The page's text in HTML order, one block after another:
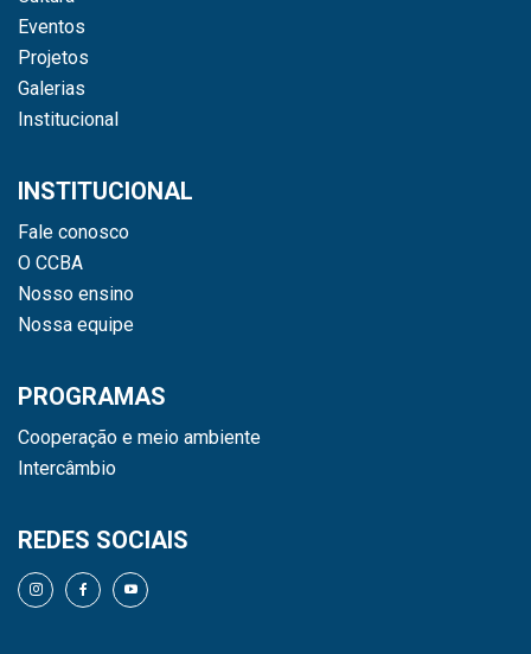
Eventos
Projetos
Galerias
Institucional
INSTITUCIONAL
Fale conosco
O CCBA
Nosso ensino
Nossa equipe
PROGRAMAS
Cooperação e meio ambiente
Intercâmbio
REDES SOCIAIS